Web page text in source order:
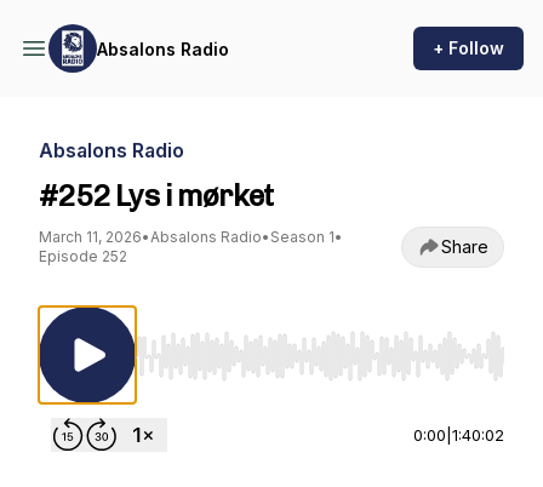
Absalons Radio + Follow
Absalons Radio
#252 Lys i mørket
March 11, 2026•Absalons Radio• Season 1•
Episode 252
Share
Use Left/Right to seek, Home/End to jump
0:00 1:40:02